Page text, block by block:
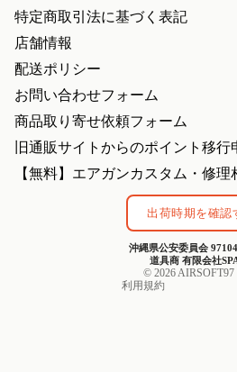
ABS
特定商取引法に基づく表記
店舗情報
配送ポリシー
お問い合わせフォーム
商品取り寄せ依頼フォーム
旧通販サイトからのポイント移行
【無料】エアガンカスタム・修理
出荷時期を確認
沖縄県公安委員会
道具商 有限会社
© 2026AIRSOFT97
利用規約
プライバシーポリシー
特定商取引法に基づく表記
利用規約